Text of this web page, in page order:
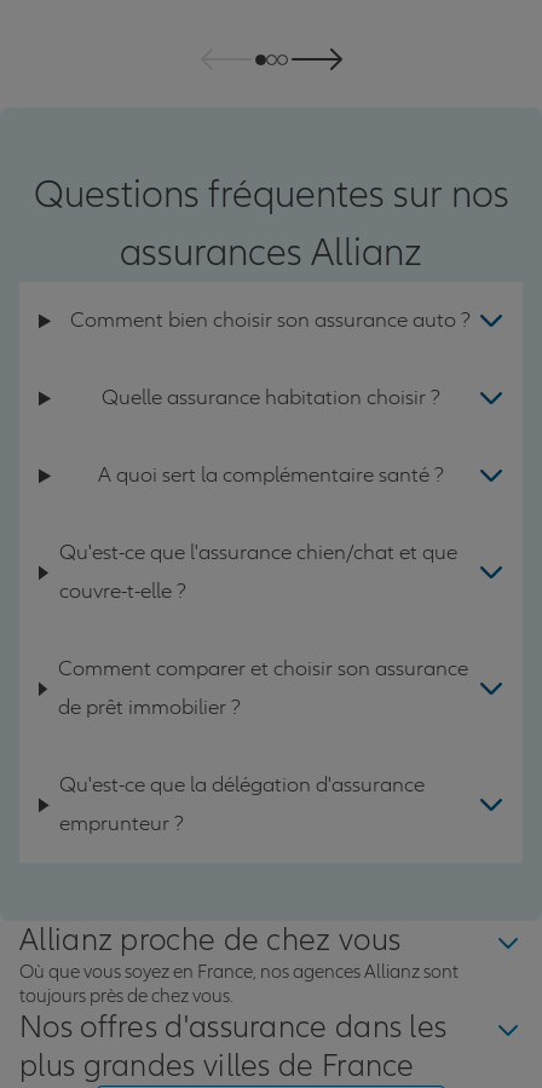
Questions fréquentes sur nos
assurances Allianz
Comment bien choisir son assurance auto ?
Quelle assurance habitation choisir ?
A quoi sert la complémentaire santé ?
Qu'est-ce que l'assurance chien/chat et que
couvre-t-elle ?
Comment comparer et choisir son assurance
de prêt immobilier ?
Qu'est-ce que la délégation d'assurance
emprunteur ?
Allianz proche de chez vous
Où que vous soyez en France, nos agences Allianz sont
toujours près de chez vous.
Nos offres d'assurance dans les
plus grandes villes de France